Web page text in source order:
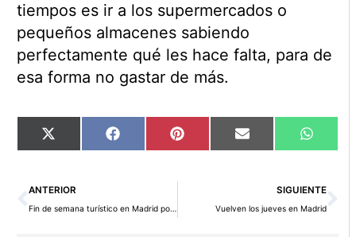
tiempos es ir a los supermercados o
pequeños almacenes sabiendo
perfectamente qué les hace falta, para de
esa forma no gastar de más.
Compartir
en
X
(Twitter)
Compartir
en
Facebook Compartir
en
Pinterest Compartir
en
Email
en
Ant
ANTERIOR
Fin de semana turístico en Madrid por 30 euros, ¿es posible?
SIGUIENTE
Vuelven los jueves en Madrid